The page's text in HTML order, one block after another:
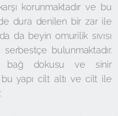
korunmaktadır ve bu
dura denilen bir zar ile
da beyin omurilik sıvısı
serbestçe bulunmaktadır.
bağ dokusu ve sinir
yapı cilt altı ve cilt ile